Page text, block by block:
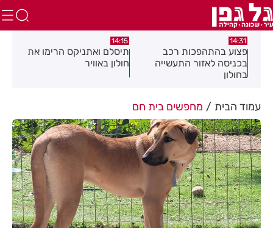
14:31
פצוע בהתהפכות רכב
בכניסה לאזור התעשייה
בחולון
14:15
תיסלם ואתניקס הרימו את
חולון באוויר
עמוד הבית מחפשים בית חם